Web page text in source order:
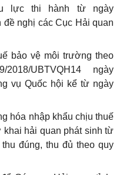
lực thi hành từ ngày
nghị các Cục Hải quan
bảo vệ môi trường theo
UBTVQH14 ngày
vụ Quốc hội kể từ ngày
hóa nhập khẩu chịu thuế
hải quan phát sinh từ
đúng, thu đủ theo quy